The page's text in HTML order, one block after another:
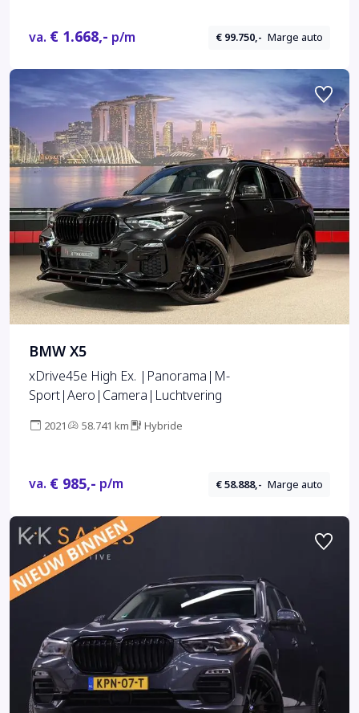
Achteruitrijcamera / Shadow...
va. € 1.668,- p/m € 99.750,- Marge auto
BMW X5
xDrive45e High Ex. |Panorama|M-
Sport|Aero|Camera|Luchtvering
2021 58.741 km Hybride
va. € 985,- p/m € 58.888,- Marge auto